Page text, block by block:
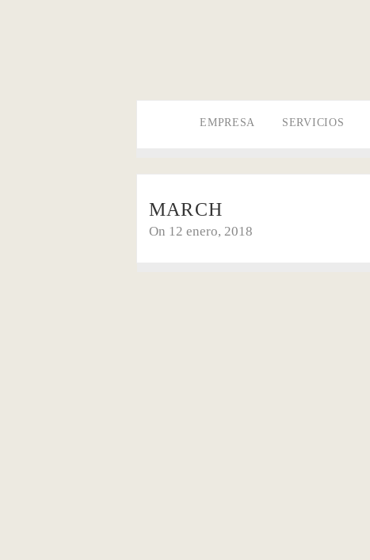
EMPRESA SERVICIOS
MARCH
On 12 enero, 2018